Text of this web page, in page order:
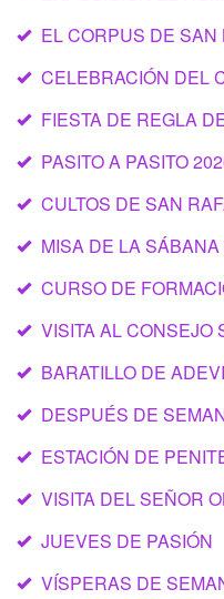
EL CORPUS DE SAN
CELEBRACIÓN DEL
FIESTA DE REGLA
PASITO A PASITO
CULTOS DE SAN
MISA DE LA
CURSO DE
VISITA AL CONSEJO
BARATILLO DE
DESPUÉS DE
ESTACIÓN DE
VISITA DEL SEÑOR
JUEVES DE PASIÓN
VÍSPERAS DE